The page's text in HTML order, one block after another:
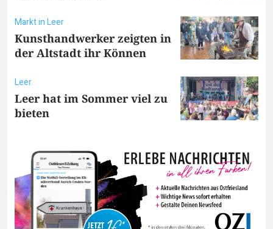
Markt in Leer
Kunsthandwerker zeigten in
der Altstadt ihr Können
Leer
Leer hat im Sommer viel zu
bieten